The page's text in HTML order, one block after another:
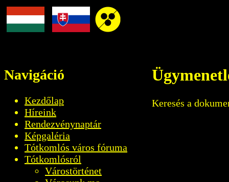
Keresés a
Navigáció
Kezdőlap
Híreink
Rendezvénynaptár
Képgaléria
Tótkomlós város fóruma
Tótkomlósról
Várostörténet